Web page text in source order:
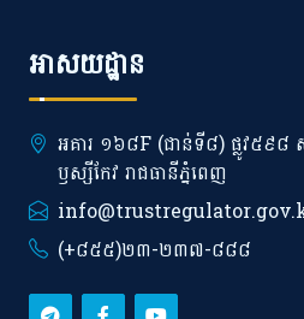
អាសយដ្ឋាន
អគារ ១៦៨F (ជាន់ទី៨) ផ្លូវ៥៩៨
ឫស្សីកែវ រាជធានីភ្នំពេញ
(+៨៥៥)២៣-២៣៧-៨៨៨